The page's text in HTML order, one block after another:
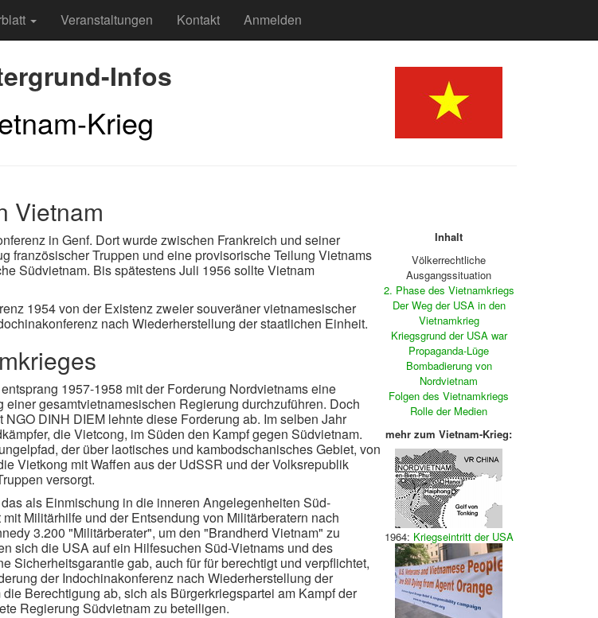
Veranstaltungen Kontakt Anmelden
Infos
Krieg
Vietnam
in Genf. Dort wurde zwischen Frankreich und seiner
französischer Truppen und eine provisorische Teilung Vietnams
Südvietnam. Bis spätestens Juli 1956 sollte Vietnam
1954 von der Existenz zweier souveräner vietnamesischer
nach Wiederherstellung der staatlichen Einheit.
1957-1958 mit der Forderung Nordvietnams eine
gesamtvietnamesischen Regierung durchzuführen. Doch
DINH DIEM lehnte diese Forderung ab. Im selben Jahr
die Vietcong, im Süden den Kampf gegen Südvietnam.
der über laotisches und kambodschanisches Gebiet, von
Vietkong mit Waffen aus der UdSSR und der Volksrepublik
versorgt.
als Einmischung in die inneren Angelegenheiten Süd-
Militärhilfe und der Entsendung von Militärberatern nach
3.200 "Militärberater", um den "Brandherd Vietnam" zu
sich die USA auf ein Hilfesuchen Süd-Vietnams und des
Sicherheitsgarantie gab, auch für für berechtigt und verpflichtet,
der Indochinakonferenz nach Wiederherstellung der
Berechtigung ab, sich als Bürgerkriegspartei am Kampf der
Regierung Südvietnam zu beteiligen.
Inhalt
Völkerrechtliche
Ausgangssituation
2. Phase des Vietnamkriegs
Der Weg der USA in den
Vietnamkrieg
Kriegsgrund der USA war
Propaganda-Lüge
Bombadierung von
Nordvietnam
Folgen des Vietnamkriegs
Rolle der Medien
mehr zum Vietnam-Krieg:
1964: Kriegseintritt der USA